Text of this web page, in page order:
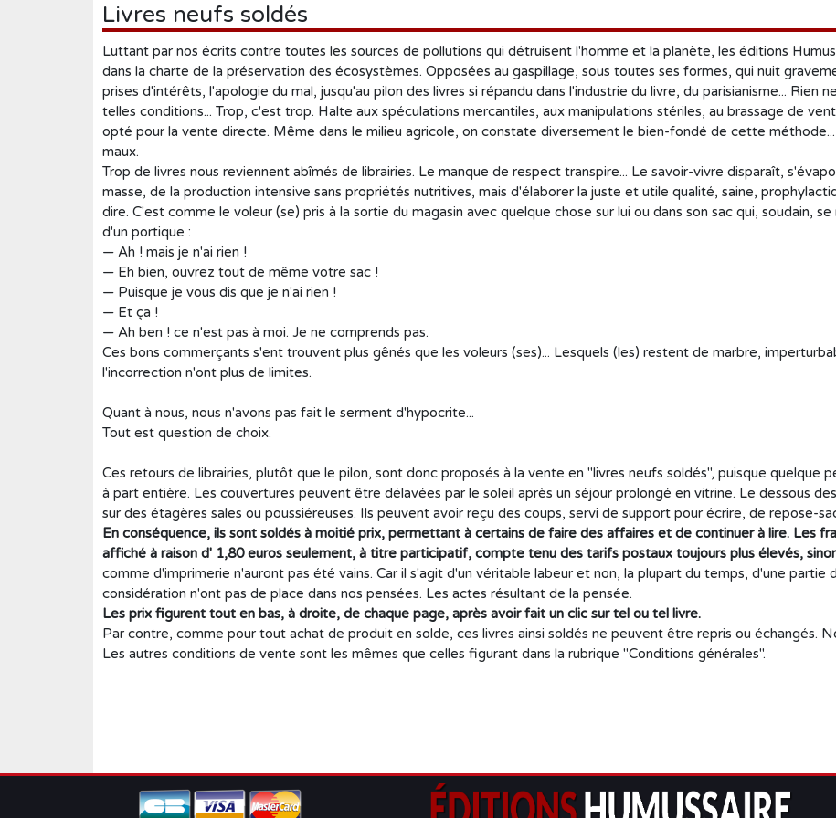
Humour
Musique
Nouvelles
Poésie
Policier
Politique
Presse
Réalités
Récits
Religions
Roman historique
Sciences humaines
Showbiz
Témoignages
Vie d'antan
Livres neufs soldés
Luttant par nos écrits contre toutes les sources de pollutions qui détruisent l'homme et la planète, les éditions
dans la charte de la préservation des écosystèmes. Opposées au gaspillage, sous toutes ses formes, qui nuit
prises d'intérêts, l'apologie du mal, jusqu'au pilon des livres si répandu dans l'industrie du livre, du parisianisme... Rien
telles conditions... Trop, c'est trop. Halte aux spéculations mercantiles, aux manipulations stériles, au brassage de
opté pour la vente directe. Même dans le milieu agricole, on constate diversement le bien-fondé de cette
maux.
Trop de livres nous reviennent abîmés de librairies. Le manque de respect transpire... Le savoir-vivre disparaît,
masse, de la production intensive sans propriétés nutritives, mais d'élaborer la juste et utile qualité, saine,
dire. C'est comme le voleur (se) pris à la sortie du magasin avec quelque chose sur lui ou dans son sac qui, soudain,
d'un portique :
— Ah ! mais je n'ai rien !
— Eh bien, ouvrez tout de même votre sac !
— Puisque je vous dis que je n'ai rien !
— Et ça !
— Ah ben ! ce n'est pas à moi. Je ne comprends pas.
Ces bons commerçants s'ent trouvent plus gênés que les voleurs (ses)... Lesquels (les) restent de marbre,
l'incorrection n'ont plus de limites.
Quant à nous, nous n'avons pas fait le serment d'hypocrite...
Tout est question de choix.
Ces retours de librairies, plutôt que le pilon, sont donc proposés à la vente en "livres neufs soldés", puisque quelque
à part entière. Les couvertures peuvent être délavées par le soleil après un séjour prolongé en vitrine. Le dessous
sur des étagères sales ou poussiéreuses. Ils peuvent avoir reçu des coups, servi de support pour écrire, de repose-
En conséquence, ils sont soldés à moitié prix, permettant à certains de faire des affaires et de continuer à lire. Les
affiché à raison d' 1,80 euros seulement, à titre participatif, compte tenu des tarifs postaux toujours plus élevés,
comme d'imprimerie n'auront pas été vains. Car il s'agit d'un véritable labeur et non, la plupart du temps, d'une partie
considération n'ont pas de place dans nos pensées. Les actes résultant de la pensée.
Les prix figurent tout en bas, à droite, de chaque page, après avoir fait un clic sur tel ou tel livre.
Par contre, comme pour tout achat de produit en solde, ces livres ainsi soldés ne peuvent être repris ou échangés.
Les autres conditions de vente sont les mêmes que celles figurant dans la rubrique "Conditions générales".